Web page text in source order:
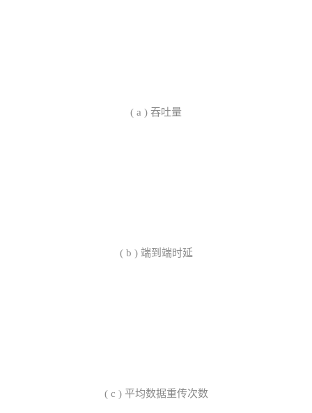
( a ) 吞吐量
( b ) 端到端时延
( c ) 平均数据重传次数